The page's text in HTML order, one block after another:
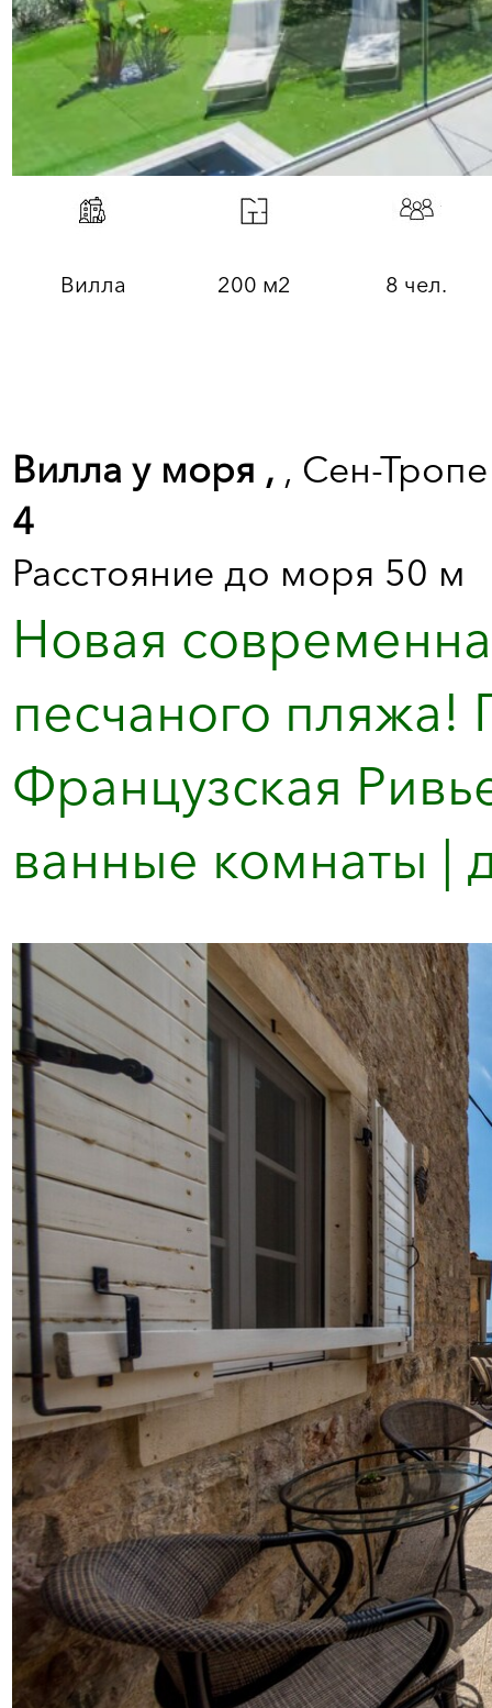
Вилла 200 м2 8 чел.
Вилла у моря , , Сен-
4
Расстояние до моря 50 м
Новая
песчаного пляжа!
Французская
ванные комнаты |